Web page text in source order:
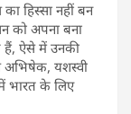
हिस्सा नहीं बन
को अपना बना
हैं, ऐसे में उनकी
अभिषेक, यशस्वी
भारत के लिए